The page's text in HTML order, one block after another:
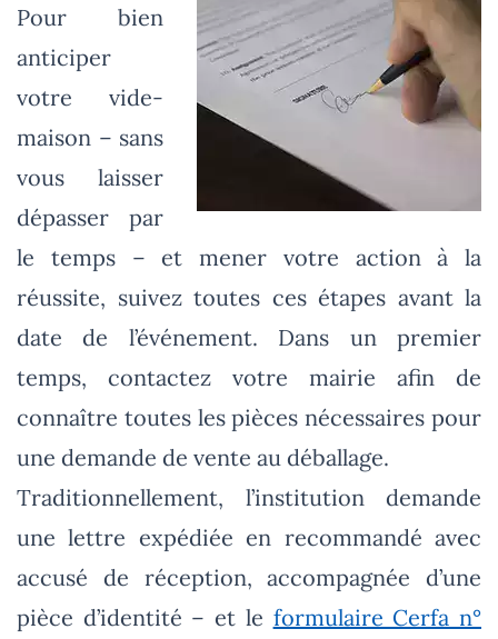
Pour bien
anticiper
votre vide-
maison – sans
vous laisser
dépasser par
le temps – et mener votre action à la
réussite, suivez toutes ces étapes avant la
date de l’événement. Dans un premier
temps, contactez votre mairie afin de
connaître toutes les pièces nécessaires pour
une demande de vente au déballage.
Traditionnellement, l’institution demande
une lettre expédiée en recommandé avec
accusé de réception, accompagnée d’une
pièce d’identité – et le formulaire Cerfa n°